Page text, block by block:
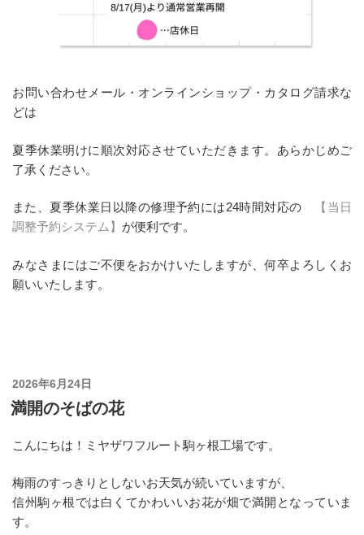
お問い合わせメール・オンラインショップ・カタログ請求な
どは
夏季休業明けに順次対応させていただきます。あらかじめご
了承ください。
また、夏季休業日以降の修理予約には24時間対応の
【当日
調整予約システム】 が便利です。
みなさまにはご不便をおかけいたしますが、何卒よろしくお
願いいたします。
投
稿
2026年6月24日
満開のそばの花
こんにちは！ミヤザワフルート駒ヶ根工場です。
梅雨のすっきりとしないお天気が続いていますが、
信州駒ヶ根では白くてかわいいお花が畑で満開となっていま
す。